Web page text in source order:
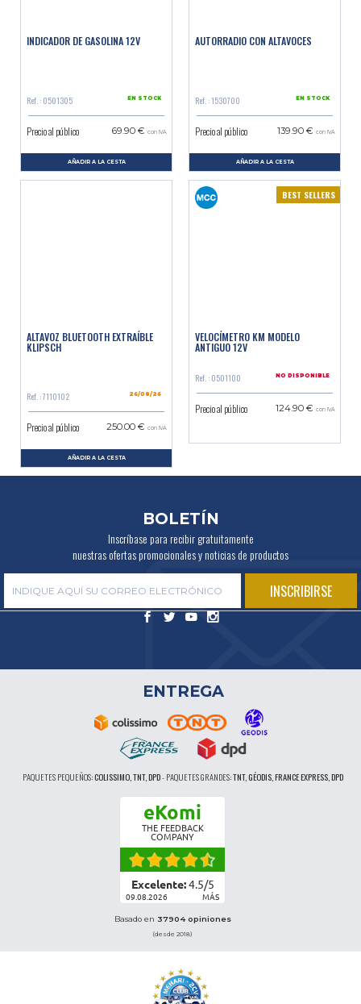
INDICADOR DE GASOLINA 12V
Ref. : 0501305 EN STOCK
Precio al público 69.90 € con IVA
AÑADIR A LA CESTA
AUTORRADIO CON ALTAVOCES
Ref. : 1530700 EN STOCK
Precio al público 139.90 € con IVA
AÑADIR A LA CESTA
ALTAVOZ BLUETOOTH EXTRAÍBLE
KLIPSCH
Ref. : 7110102 26/08/26
Precio al público 250.00 € con IVA
AÑADIR A LA CESTA
BEST SELLERS
VELOCÍMETRO KM MODELO
ANTIGUO 12V
Ref. : 0501100 NO DISPONIBLE
Precio al público 124.90 € con IVA
BOLETÍN
Inscríbase para recibir gratuitamente
nuestras ofertas promocionales y noticias de productos
ENTREGA
PAQUETES PEQUEÑOS:COLISSIMO, TNT, DPD-PAQUETES GRANDES:TNT, GÉODIS, FRANCE EXPRESS, DPD
eKomi
THE FEEDBACK
COMPANY
Excelente:4.5/5
09.08.2026 MÁS
Basado en 37904 opiniones
(desde 2018)